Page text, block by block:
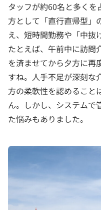
タッフが約60名と多くを
方として「直行直帰型」
え、短時間勤務や「中抜
たとえば、午前中に訪問
を済ませてから夕方に再
すね。人手不足が深刻な
方の柔軟性を認めること
ん。しかし、システムで
た悩みもありました。